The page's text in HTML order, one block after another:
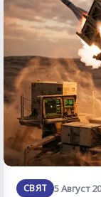
СВЯТ 5 Август